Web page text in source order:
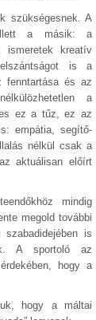
szükségesnek. A
a másik: a
ismeretek kreatív
is a
fenntartása és az
a
ez a tűz, ez az
empátia, segítő-
nélkül csak a
aktuálisan előírt
mindig
megold további
is
A sportoló az
hogy a
hogy a máltai